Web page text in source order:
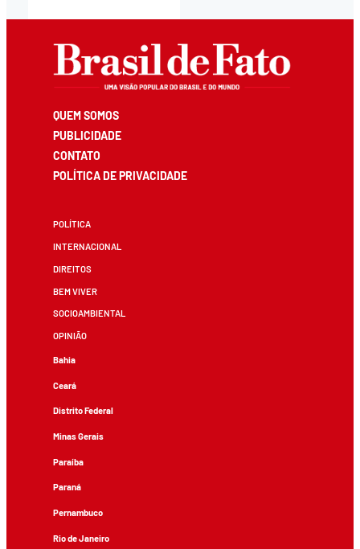
QUEM SOMOS
PUBLICIDADE
CONTATO
POLÍTICA DE PRIVACIDADE
POLÍTICA
INTERNACIONAL
DIREITOS
BEM VIVER
SOCIOAMBIENTAL
OPINIÃO
Bahia
Ceará
Distrito Federal
Minas Gerais
Paraíba
Paraná
Pernambuco
Rio de Janeiro